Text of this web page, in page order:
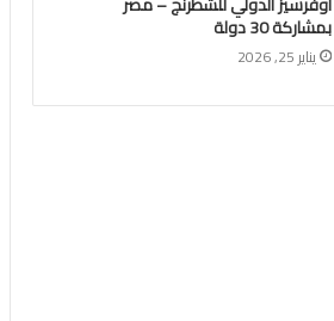
بمشاركة 30 دولة
يناير 25, 2026